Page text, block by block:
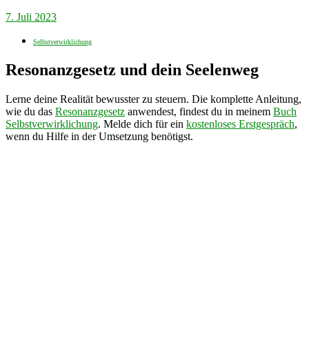
7. Juli 2023
Selbstverwirklichung
Resonanzgesetz und dein Seelenweg
Lerne deine Realität bewusster zu steuern. Die komplette Anleitung,
wie du das Resonanzgesetz anwendest, findest du in meinem Buch
Selbstverwirklichung. Melde dich für ein kostenloses Erstgespräch,
wenn du Hilfe in der Umsetzung benötigst.